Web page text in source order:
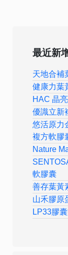
最近新
天地合補
健康力葉
HAC 晶
優識立新
悠活原力
複方軟膠
Nature
軟膠囊
善存葉黃
山禾膠原
LP33膠